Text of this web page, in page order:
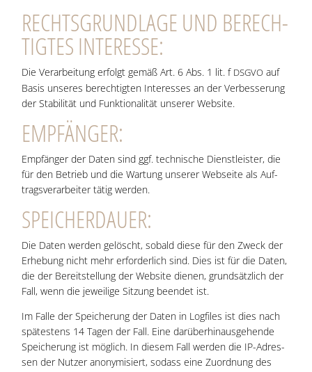
RECHTS­GRUND­LA­GE UND BERECH­
TIG­TES INTERESSE:
Die Ver­ar­bei­tung erfolgt gemäß Art. 6 Abs. 1 lit. f DSGVO auf
Basis unse­res berech­tig­ten Inter­es­ses an der Ver­bes­se­rung
der Sta­bi­li­tät und Funk­tio­na­li­tät unse­rer Website.
EMP­FÄN­GER:
Emp­fän­ger der Daten sind ggf. tech­ni­sche Dienst­leis­ter, die
für den Betrieb und die War­tung unse­rer Web­sei­te als Auf­
trags­ver­ar­bei­ter tätig werden.
SPEI­CHER­DAU­ER:
Die Daten wer­den gelöscht, sobald die­se für den Zweck der
Erhe­bung nicht mehr erfor­der­lich sind. Dies ist für die Daten,
die der Bereit­stel­lung der Web­site die­nen, grund­sätz­lich der
Fall, wenn die jewei­li­ge Sit­zung been­det ist.
Im Fal­le der Spei­che­rung der Daten in Log­files ist dies nach
spä­tes­tens 14 Tagen der Fall. Eine dar­über­hin­aus­ge­hen­de
Spei­che­rung ist mög­lich. In die­sem Fall wer­den die IP-Adres­
sen der Nut­zer anony­mi­siert, sodass eine Zuord­nung des